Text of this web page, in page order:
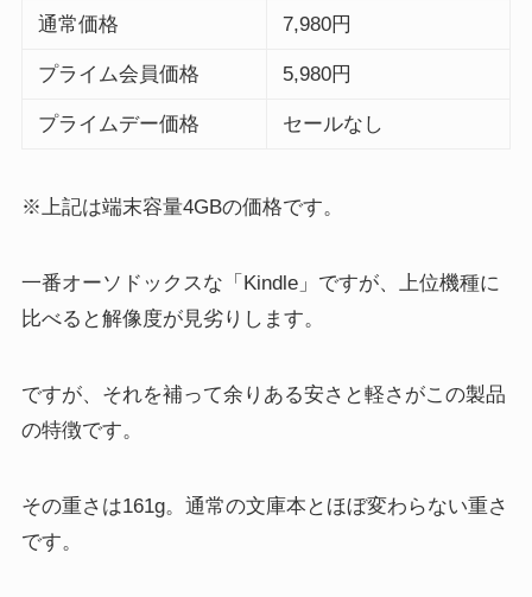
通常価格 7,980円
プライム会員価格 5,980円
プライムデー価格 セールなし
※上記は端末容量4GBの価格です。
一番オーソドックスな「Kindle」ですが、上位機種に
比べると解像度が見劣りします。
ですが、それを補って余りある安さと軽さがこの製品
の特徴です。
その重さは161g。通常の文庫本とほぼ変わらない重さ
です。